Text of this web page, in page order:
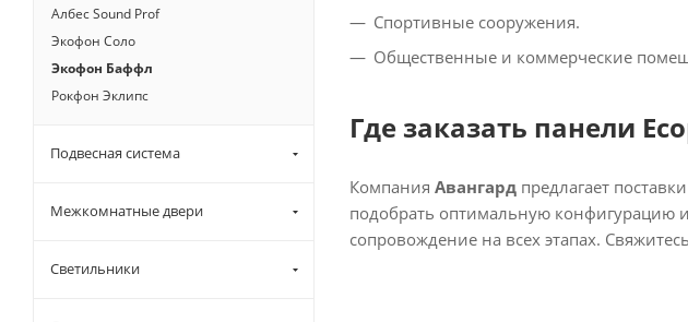
Спортивные сооружения.​
Общественные и коммерческие
Где заказать панели
Компания Авангард предлагает
подобрать оптимальную конфигурацию
сопровождение на всех этапах.
Албес Sound Prof
Экофон Соло
Экофон Баффл
Рокфон Эклипс
Подвесная система
Межкомнатные двери
Светильники